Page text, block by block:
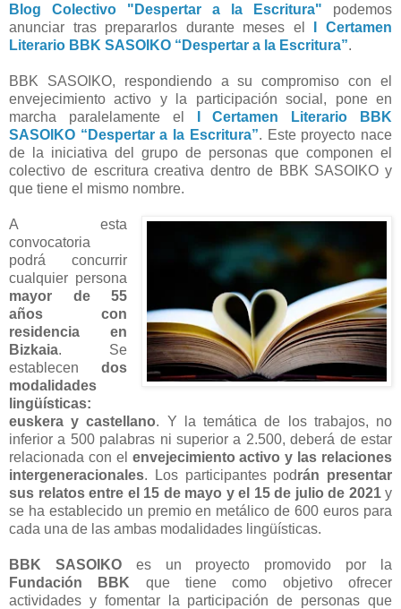
Blog Colectivo "Despertar a la Escritura" podemos
anunciar tras prepararlos durante meses el
I Certamen
Literario BBK SASOIKO “Despertar a la Escritura”.
BBK SASOIKO, respondiendo a su compromiso con el
envejecimiento activo y la participación social, pone en
marcha paralelamente el
I Certamen Literario BBK
SASOIKO “Despertar a la Escritura”. Este proyecto nace
de la iniciativa del grupo de personas que componen el
colectivo de escritura creativa dentro de BBK SASOIKO y
que tiene el mismo nombre.
A esta
convocatoria
podrá concurrir
cualquier persona
mayor de 55
años con
residencia en
Bizkaia. Se
establecendos
modalidades
lingüísticas:
euskera y castellano. Y la temática de los trabajos, no
inferior a 500 palabras ni superior a 2.500, deberá de estar
relacionada con el envejecimiento activo y las relaciones
intergeneracionales. Los participantes podrán presentar
sus relatos entre el 15 de mayo y el 15 de julio de 2021y
se ha establecido un premio en metálico de 600 euros para
cada una de las ambas modalidades lingüísticas.
BBK SASOIKOes un proyecto promovido por la
Fundación BBK que tiene como objetivo ofrecer
actividades y fomentar la participación de personas que